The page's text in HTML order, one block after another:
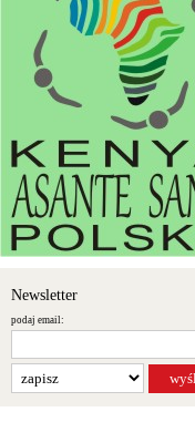
Newsletter
podaj email: